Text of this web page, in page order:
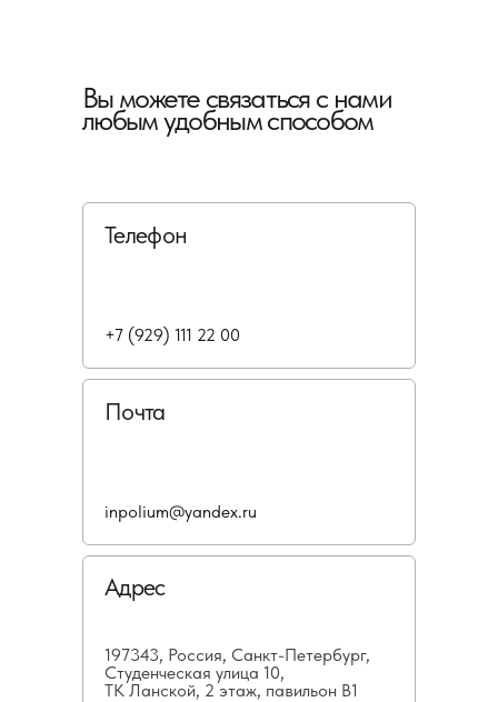
Вы можете связаться с нами
любым удобным способом
Телефон
Почта
Адрес
197343, Россия, Санкт-Петербург,
Студенческая улица 10,
ТК Ланской, 2 этаж, павильон В1
+7 (929) 111 22 00
inpolium@yandex.ru